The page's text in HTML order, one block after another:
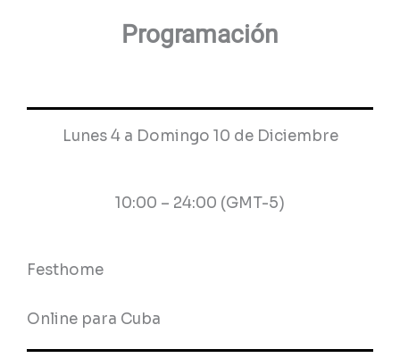
Programación
Lunes 4 a Domingo 10 de Diciembre
10:00 – 24:00 (GMT-5)
Festhome
Online para Cuba